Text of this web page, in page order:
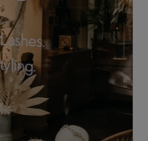
Geschlossen
sich solch ein
Cosmetic
abstatten. Mit
ist dieser